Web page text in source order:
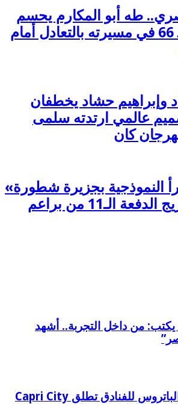
طه أبو المكارم يحسم
مواجهته الـ 66 في مسيرته بالتعادل أمام
وإبراهيم حشاد يخطفان
عالمي ارتدته سلمى
كان
النموذجية بجزيرة شطورة»
تحتفل بتخريج الدفعة الـ11 من براعم
من داخل التجربة.. أشهد
مجموعة بيك الباتروس للفنادق تطلق Capri City